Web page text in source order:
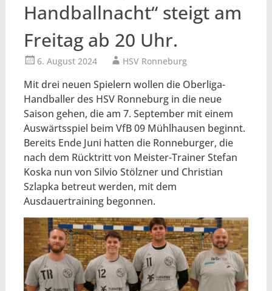
Handballnacht“ steigt am
Freitag ab 20 Uhr.
6. August 2024 HSV Ronneburg
Mit drei neuen Spielern wollen die Oberliga-
Handballer des HSV Ronneburg in die neue
Saison gehen, die am 7. September mit einem
Auswärtsspiel beim VfB 09 Mühlhausen beginnt.
Bereits Ende Juni hatten die Ronneburger, die
nach dem Rücktritt von Meister-Trainer Stefan
Koska nun von Silvio Stölzner und Christian
Szlapka betreut werden, mit dem
Ausdauertraining begonnen.